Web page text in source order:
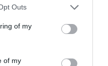
uses one or more Google
You may click to
its third-party tags to
purposes in below Google
Outs
of my
of my
και
του
Λαρίσης,
στο